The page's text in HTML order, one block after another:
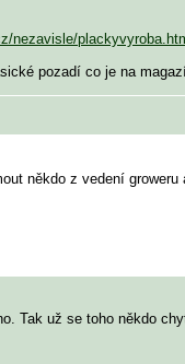
nezavisle/
pozadí co je na
někdo z vedení
Tak už se toho někdo